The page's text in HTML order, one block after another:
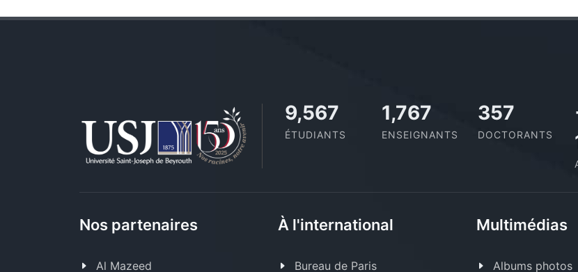
10,801
ÉTUDIANTS
1,995
ENSEIGNANTS
403
DOCTORANTS
Nos partenaires
Al Mazeed
À l'international
Bureau de Paris
Multimédias
Albums photos